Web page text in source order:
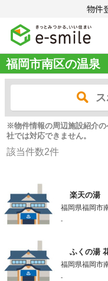
物件
福岡市南区の温泉
※物件情報の周辺施設紹介
社では対応できません。
該当件数2件
楽天の湯
福岡県福岡市
-
ふくの湯
福岡県福岡市
-